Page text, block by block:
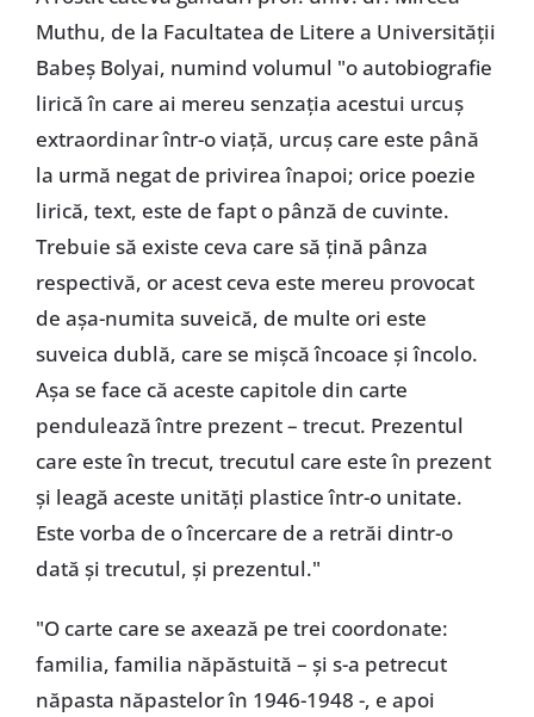
Muthu, de la Facultatea de Litere a Universității
Babeș Bolyai, numind volumul "o autobiografie
lirică în care ai mereu senzația acestui urcuș
extraordinar într-o viață, urcuș care este până
la urmă negat de privirea înapoi; orice poezie
lirică, text, este de fapt o pânză de cuvinte.
Trebuie să existe ceva care să țină pânza
respectivă, or acest ceva este mereu provocat
de așa-numita suveică, de multe ori este
suveica dublă, care se mișcă încoace și încolo.
Așa se face că aceste capitole din carte
pendulează între prezent – trecut. Prezentul
care este în trecut, trecutul care este în prezent
și leagă aceste unități plastice într-o unitate.
Este vorba de o încercare de a retrăi dintr-o
dată și trecutul, și prezentul."
"O carte care se axează pe trei coordonate:
familia, familia năpăstuită – și s-a petrecut
năpasta năpastelor în 1946-1948 -, e apoi